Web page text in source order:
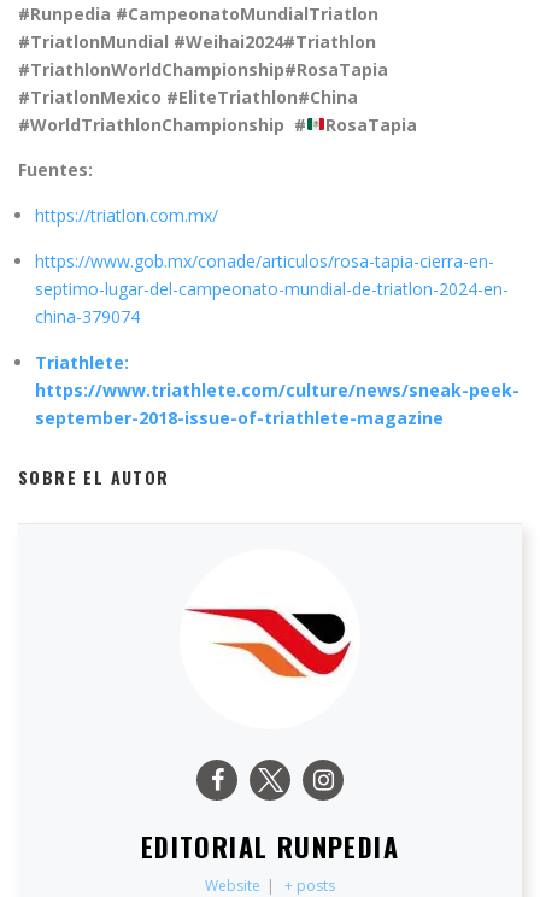
#Runpedia #CampeonatoMundialTriatlon
#TriatlonMundial #Weihai2024#Triathlon
#TriathlonWorldChampionship#RosaTapia
#TriatlonMexico #EliteTriathlon#China
#WorldTriathlonChampionship #
RosaTapia
Fuentes:
https://triatlon.com.mx/
https://www.gob.mx/conade/articulos/rosa-tapia-cierra-en-
septimo-lugar-del-campeonato-mundial-de-triatlon-2024-en-
china-379074
Triathlete:
https://www.triathlete.com/culture/news/sneak-peek-
september-2018-issue-of-triathlete-magazine
SOBRE EL AUTOR
EDITORIAL RUNPEDIA
Website | + posts